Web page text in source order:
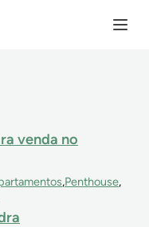
venda no
Penthouse